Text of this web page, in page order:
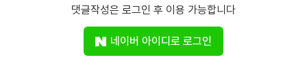
댓글작성은 로그인 후 이용 가능합니다
네이버 아이디로 로그인